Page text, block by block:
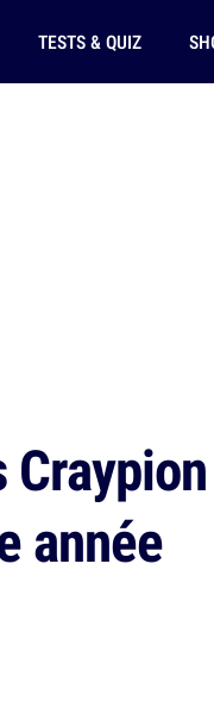
TESTS & QUIZ
année